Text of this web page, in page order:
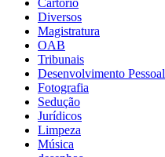
Diversos
Magistratura
OAB
Tribunais
Desenvolvimento Pessoal
Fotografia
Sedução
Jurídicos
Limpeza
Música